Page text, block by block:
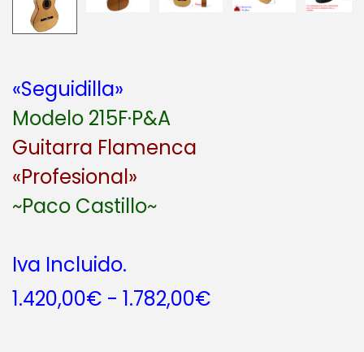
«Seguidilla»
Modelo 215F·P&A
Guitarra Flamenca
«Profesional»
~Paco Castillo~
Iva Incluido.
1.420,00€ - 1.782,00€